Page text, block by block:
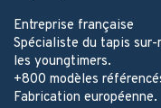
Entreprise française
Spécialiste du tapis
les youngtimers.
+800 modèles
Fabrication européenne.